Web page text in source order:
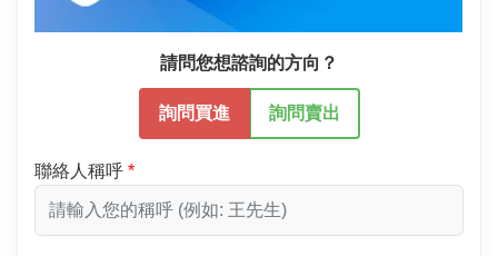
請問您想諮詢的方向？
詢問買進 詢問賣出
聯絡人稱呼